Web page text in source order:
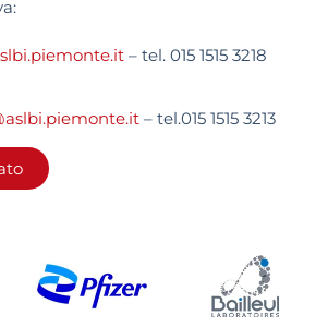
– tel. 015 1515 3218
– tel.015 1515 3213